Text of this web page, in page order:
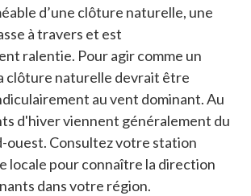
d’une clôture naturelle, une
à travers et est
ralentie. Pour agir comme un
clôture naturelle devrait être
au vent dominant. Au
d'hiver viennent généralement du
ouest. Consultez votre station
locale pour connaître la direction
dans votre région.